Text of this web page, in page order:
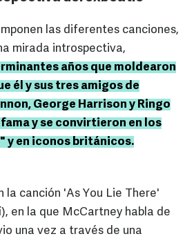
las diferentes canciones,
mirada introspectiva,
años que moldearon
él y sus tres amigos de
George Harrison y Ringo
y se convirtieron en los
y en iconos británicos.
la canción 'As You Lie There'
en la que McCartney habla de
una vez a través de una